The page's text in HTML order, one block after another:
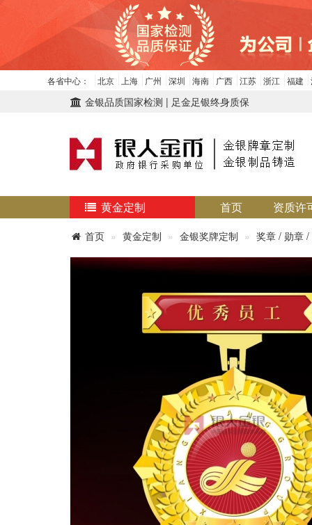
各省中心： 北京 上海 广州 深圳 海南 广西 江苏 浙江 福建
金银品质国家检测 | 足金足银终身质保
黄金定制 首页 资质许
首页 黄金定制 金银奖牌定制 奖章 / 勋章 /